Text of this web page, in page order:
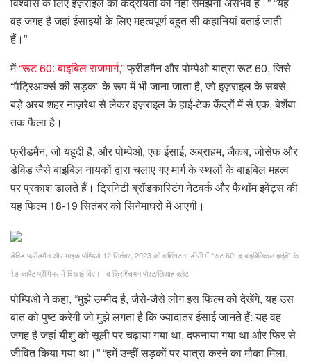
वह जगह है जहां ईसाइयों के लिए महत्वपूर्ण बहुत सी कहानियां बताई जाती
हैं।”
में“रूट 60: बाइबिल राजमार्ग,”फ्रीडमैन और पोम्पेओ यात्रा रूट 60, जिसे
“पैट्रिआर्क्स की सड़क” के रूप में भी जाना जाता है, जो इज़राइल के सबसे
बड़े अरब शहर नाज़रेथ से लेकर इज़राइल के हाई-टेक केंद्रों में से एक, बेर्शेबा
तक फैला है।
फ्रीडमैन, जो यहूदी हैं, और पोम्पेओ, एक ईसाई, अब्राहम, जैकब, जोसेफ और
डेविड जैसे बाइबिल नायकों द्वारा चलाए गए मार्ग के स्थलों के बाइबिल महत्व
पर प्रकाश डालते हैं। ट्रिनिटी ब्रॉडकास्टिंग नेटवर्क और फैथॉम इवेंट्स की
यह फिल्म 18-19 सितंबर को सिनेमाघरों में आएगी।
डेविड फ्रीडमैन और माइक पोम्पिओ 12 सितंबर, 2023 को वाशिंगटन, डीसी में “रूट 60: द बाइबिलिकल हाईवे” के
रेड कार्पेट प्रीमियर में दिखाई दिए। | द क्रिश्चियन पोस्ट/लिआह क्लेट
पोम्पिओ ने कहा, “मुझे उम्मीद है, जैसे-जैसे लोग इस फिल्म को देखेंगे, यह उस
बात को पुष्ट करेगी जो मुझे लगता है कि ज्यादातर ईसाई जानते हैं: यह वह
जगह है जहां यीशु को सूली पर चढ़ाया गया था, दफनाया गया था और फिर से
जीवित किया गया था।” “हमें उन्हीं सड़कों पर यात्रा करने का मौका मिला,